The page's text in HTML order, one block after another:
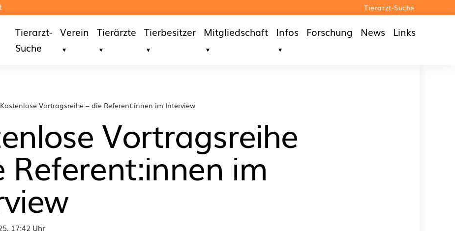
Tierarzt-Suche
Tierarzt-
Suche
Verein Tierärzte Tierbesitzer Mitgliedschaft Infos Forschung News Links
Kostenlose Vortragsreihe – die Referent:innen im Interview
Vortragsreihe
Referent:innen im
17:42 Uhr